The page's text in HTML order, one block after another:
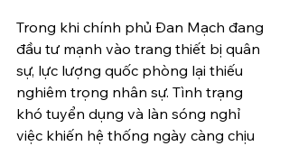
Trong khi chính phủ Đan Mạch đang
đầu tư mạnh vào trang thiết bị quân
sự, lực lượng quốc phòng lại thiếu
nghiêm trọng nhân sự. Tình trạng
khó tuyển dụng và làn sóng nghỉ
việc khiến hệ thống ngày càng chịu